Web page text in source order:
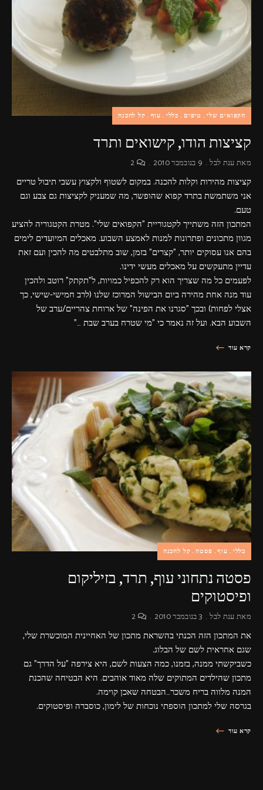
פרסומות,
מדיה
דיגיטלית
ועוד.
הקפואים שלי טיפים כללי עוף קל להכנה
קציצות הודו, קישואים ותרד
מאתענת לבל 9 בנובמבר 2010
קציצות מהירות וקלות להכנה. במקום לשטוף ולקצוץ עשבי תיבול טריים
אני משתמשת בתרד קפוא שהופשר, מה שמעניק לקציצות גם צבע וגם
טעם.
המתכון הזה משתייך לקטגוריית "הקפואים שלי". מטרת הקטגוריה להציע
מגוון מתכונים ופתרונות למנות לאמצע השבוע. מאכלים המיועדים לימים
בהם אנו עסוקים יותר, "קצרים" בזמן, שוב מתלבטים מה להכין ועם זאת
עדיין מתעקשים על מאכלים מעשי ידינו.
לפעמים כל מה שצריך הוא רק להכפיל כמויות, ל"תקתק" רוטב ולהכין
עוד מנה אחת מהירה ביום הבישול המרוכז שלנו (לרב חמישי-שישי, כך
אצלי לפחות) ובכך "סגרנו את הפינה" של ארוחת צהריים/ערב של
השבוע הבא. ועל זה נאמר כי "מי שטרח בערב שבת …"
קרא עוד
כללי עוף פסטה קל להכנה
פסטה נתחוני עוף, תרד, בזיליקום
ופיסטוקים
מאתענת לבל 3 בנובמבר 2010
את המתכון הזה הכנתי בהשראת מתכון של האחיינית המוכשרת שלי,
שגם אחראית לשם של הבלוג.
כשביקשתי ממנה, בזמנו, כמה הצעות לשם, היא צירפה "על הדרך" גם
מתכון שהילדים המתוקים שלה מאוד אוהבים. היא הבטיחה שהכנת
המנה מלווה בריח משכר…הבטחה שאכן קוימה.
בגרסה שלי למתכון הוספתי נוכחות של לימון, כוסברה ופיסטוקים.
קרא עוד